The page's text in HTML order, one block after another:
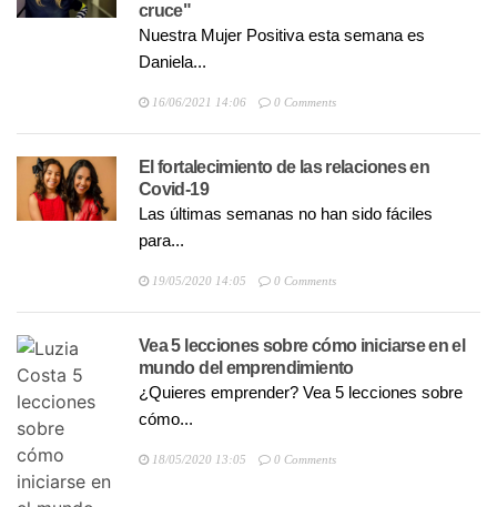
cruce"
Nuestra Mujer Positiva esta semana es
Daniela...
16/06/2021 14:06 0 Comments
El fortalecimiento de las relaciones en
Covid-19
Las últimas semanas no han sido fáciles
para...
19/05/2020 14:05 0 Comments
Vea 5 lecciones sobre cómo iniciarse en el
mundo del emprendimiento
¿Quieres emprender? Vea 5 lecciones sobre
cómo...
18/05/2020 13:05 0 Comments